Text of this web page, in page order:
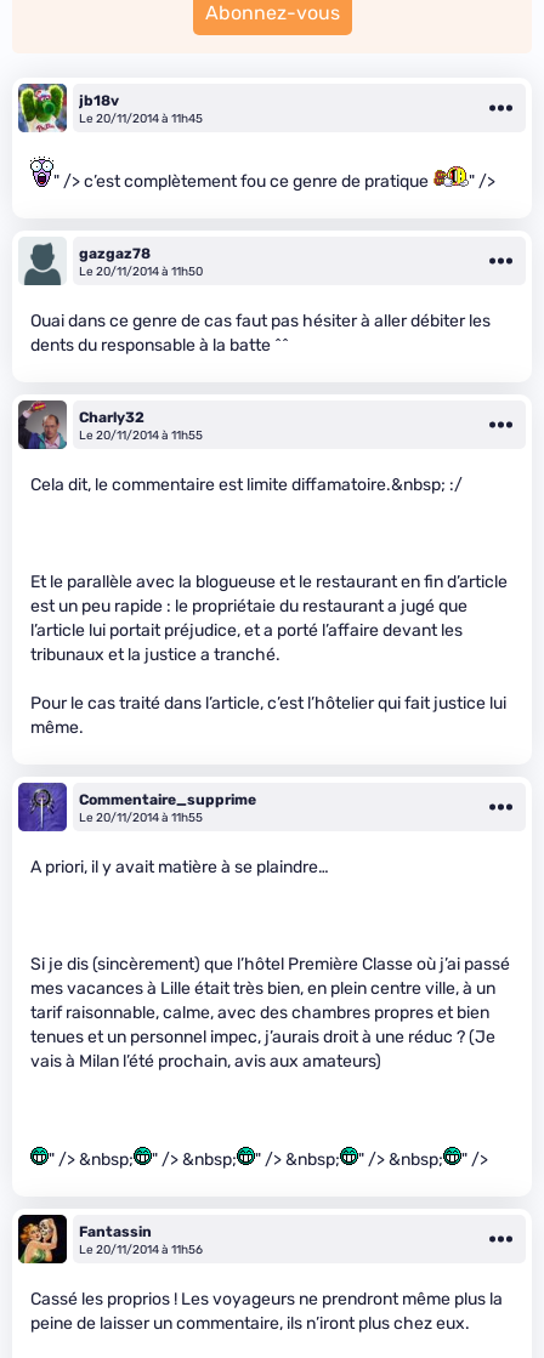
Abonnez-vous
jb18v
Le 20/11/2014 à 11h45
" /> c’est complètement fou ce genre de pratique " />
gazgaz78
Le 20/11/2014 à 11h50
Ouai dans ce genre de cas faut pas hésiter à aller débiter les
dents du responsable à la batte ^^
Charly32
Le 20/11/2014 à 11h55
Cela dit, le commentaire est limite diffamatoire.&nbsp; :/
Et le parallèle avec la blogueuse et le restaurant en fin d’article
est un peu rapide : le propriétaie du restaurant a jugé que
l’article lui portait préjudice, et a porté l’affaire devant les
tribunaux et la justice a tranché.
Pour le cas traité dans l’article, c’est l’hôtelier qui fait justice lui
même.
Commentaire_supprime
Le 20/11/2014 à 11h55
A priori, il y avait matière à se plaindre…
Si je dis (sincèrement) que l’hôtel Première Classe où j’ai passé
mes vacances à Lille était très bien, en plein centre ville, à un
tarif raisonnable, calme, avec des chambres propres et bien
tenues et un personnel impec, j’aurais droit à une réduc ? (Je
vais à Milan l’été prochain, avis aux amateurs)
" /> &nbsp; " /> &nbsp; " /> &nbsp; " /> &nbsp; " />
Fantassin
Le 20/11/2014 à 11h56
Cassé les proprios ! Les voyageurs ne prendront même plus la
peine de laisser un commentaire, ils n’iront plus chez eux.